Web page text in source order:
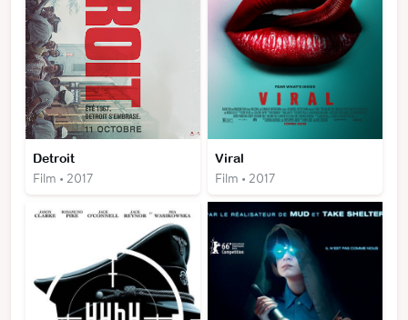
Detroit
Film • 2017
Viral
Film • 2017